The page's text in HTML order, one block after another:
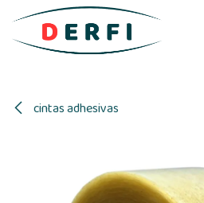
Ir al contenido
cintas adhesivas